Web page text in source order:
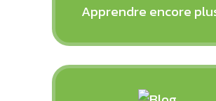
Apprendre encore